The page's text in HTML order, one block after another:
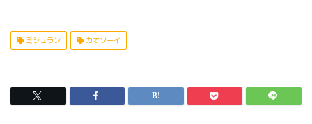
ミシュラン カオソーイ